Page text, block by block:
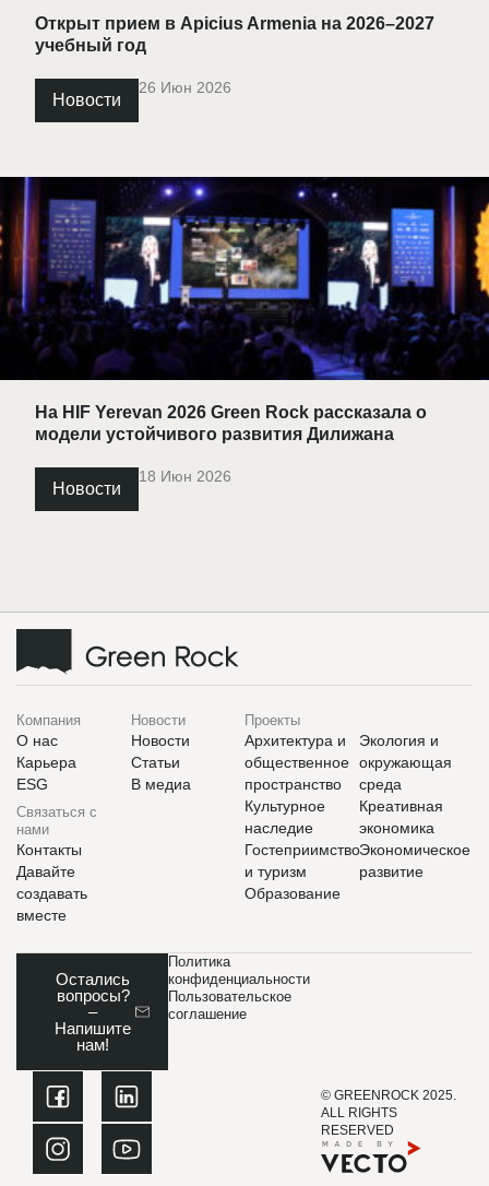
Открыт прием в Apicius Armenia на 2026–2027
учебный год
Новости
26 Июн 2026
На HIF Yerevan 2026 Green Rock рассказала о
модели устойчивого развития Дилижана
Новости
18 Июн 2026
Компания
О нас
Карьера
ESG
Связаться с
нами
Контакты
Давайте
создавать
вместе
Новости
Новости
Статьи
В медиа
Проекты
Архитектура и
общественное
пространство
Культурное
наследие
Гостеприимство
и туризм
Образование
Экология и
окружающая
среда
Креативная
экономика
Экономическое
развитие
© GREENROCK 2025.
ALL RIGHTS
RESERVED
Политика
конфиденциальности
Пользовательское
соглашение
Остались
вопросы?
–
Напишите
нам!